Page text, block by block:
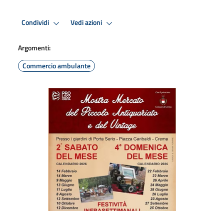
Condividi Vedi azioni
Argomenti:
Commercio ambulante